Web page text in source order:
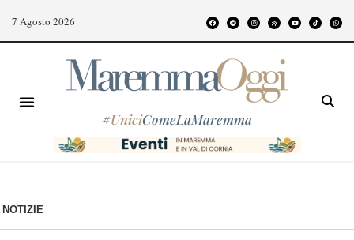
7 Agosto 2026
#UniciComeLaMaremma
NOTIZIE